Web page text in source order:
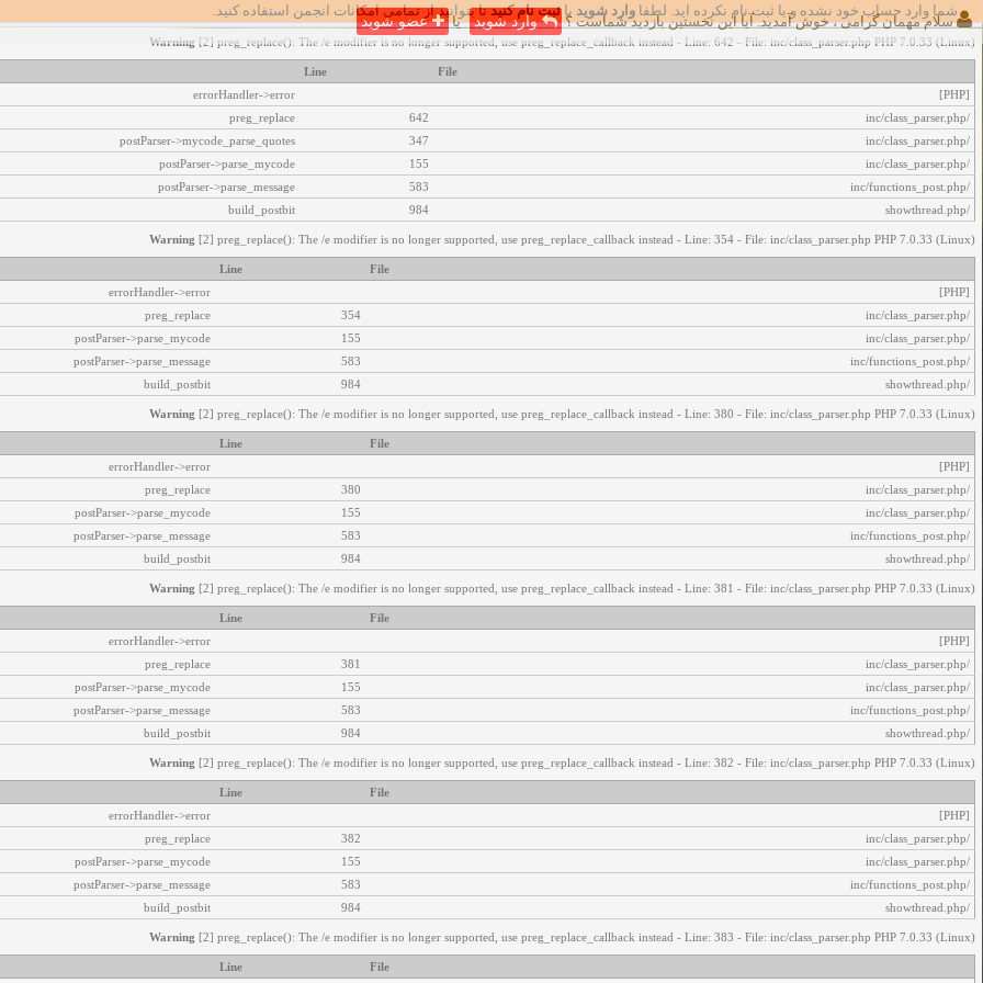
شما وارد حساب خود نشده و یا ثبت نام نکرده اید. لطفا وارد شوید یاثبت نام کنیدتا بتوانید از تمامی امکانات انجمن استفاده کنید. اخطار‌های زیر رخ داد:
Warning [2] preg_replace(): The /e modifier is no longer supported, use preg_replace_callback instead - Line: 642 - File: inc/class_parser.php PHP 7.0.33 (Linux)
File
Line
[PHP]
errorHandler->error
/inc/class_parser.php
642
preg_replace
/inc/class_parser.php
347
postParser->mycode_parse_quotes
/inc/class_parser.php
155
postParser->parse_mycode
/inc/functions_post.php
583
postParser->parse_message
/showthread.php
984
build_postbit
Warning [2] preg_replace(): The /e modifier is no longer supported, use preg_replace_callback instead - Line: 354 - File: inc/class_parser.php PHP 7.0.33 (Linux)
File
Line
[PHP]
errorHandler->error
/inc/class_parser.php
354
preg_replace
/inc/class_parser.php
155
postParser->parse_mycode
/inc/functions_post.php
583
postParser->parse_message
/showthread.php
984
build_postbit
Warning [2] preg_replace(): The /e modifier is no longer supported, use preg_replace_callback instead - Line: 380 - File: inc/class_parser.php PHP 7.0.33 (Linux)
File
Line
[PHP]
errorHandler->error
/inc/class_parser.php
380
preg_replace
/inc/class_parser.php
155
postParser->parse_mycode
/inc/functions_post.php
583
postParser->parse_message
/showthread.php
984
build_postbit
Warning [2] preg_replace(): The /e modifier is no longer supported, use preg_replace_callback instead - Line: 381 - File: inc/class_parser.php PHP 7.0.33 (Linux)
File
Line
[PHP]
errorHandler->error
/inc/class_parser.php
381
preg_replace
/inc/class_parser.php
155
postParser->parse_mycode
/inc/functions_post.php
583
postParser->parse_message
/showthread.php
984
build_postbit
Warning [2] preg_replace(): The /e modifier is no longer supported, use preg_replace_callback instead - Line: 382 - File: inc/class_parser.php PHP 7.0.33 (Linux)
File
Line
[PHP]
errorHandler->error
/inc/class_parser.php
382
preg_replace
/inc/class_parser.php
155
postParser->parse_mycode
/inc/functions_post.php
583
postParser->parse_message
/showthread.php
984
build_postbit
Warning [2] preg_replace(): The /e modifier is no longer supported, use preg_replace_callback instead - Line: 383 - File: inc/class_parser.php PHP 7.0.33 (Linux)
File
Line
سلام مهمان گرامی ، خوش آمدید. آیا این نخستین بازدید شماست ؟ وارد شوید یا عضو شوید